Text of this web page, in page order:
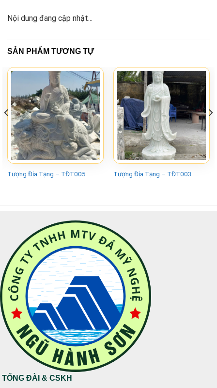
Nội dung đang cập nhật...
SẢN PHẨM TƯƠNG TỰ
Tượng Địa Tạng – TĐT005 Tượng Địa Tạng – TĐT003
TỔNG ĐÀI & CSKH